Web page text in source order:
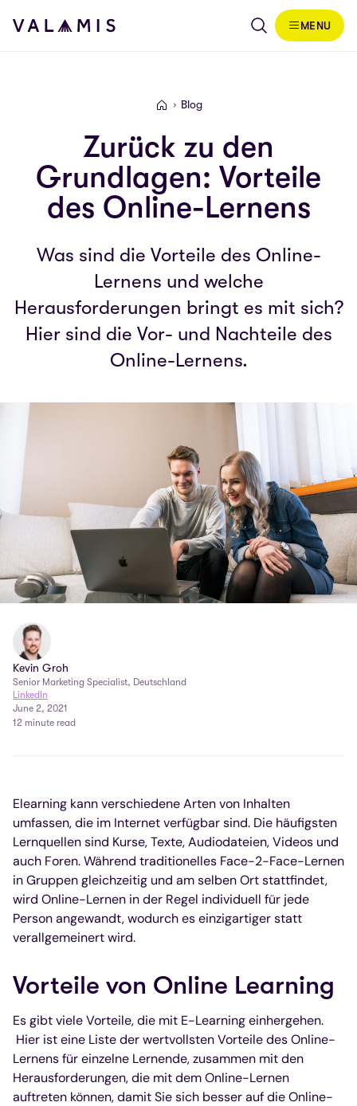
Skip to content
Valamis
MENU
Valamis
Blog
Zurück zu den
Grundlagen: Vorteile
des Online-Lernens
Was sind die Vorteile des Online-
Lernens und welche
Herausforderungen bringt es mit sich?
Hier sind die Vor- und Nachteile des
Online-Lernens.
Kevin Groh
Senior Marketing Specialist, Deutschland
LinkedIn
June 2, 2021
12 minute read
Elearning kann verschiedene Arten von Inhalten
umfassen, die im Internet verfügbar sind. Die häufigsten
Lernquellen sind Kurse, Texte, Audiodateien, Videos und
auch Foren. Während traditionelles Face-2-Face-Lernen
in Gruppen gleichzeitig und am selben Ort stattfindet,
wird Online-Lernen in der Regel individuell für jede
Person angewandt, wodurch es einzigartiger statt
verallgemeinert wird.
Vorteile von Online Learning
Es gibt viele Vorteile, die mit E-Learning einhergehen.
Hier ist eine Liste der wertvollsten Vorteile des Online-
Lernens für einzelne Lernende, zusammen mit den
Herausforderungen, die mit dem Online-Lernen
auftreten können, damit Sie sich besser auf die Online-